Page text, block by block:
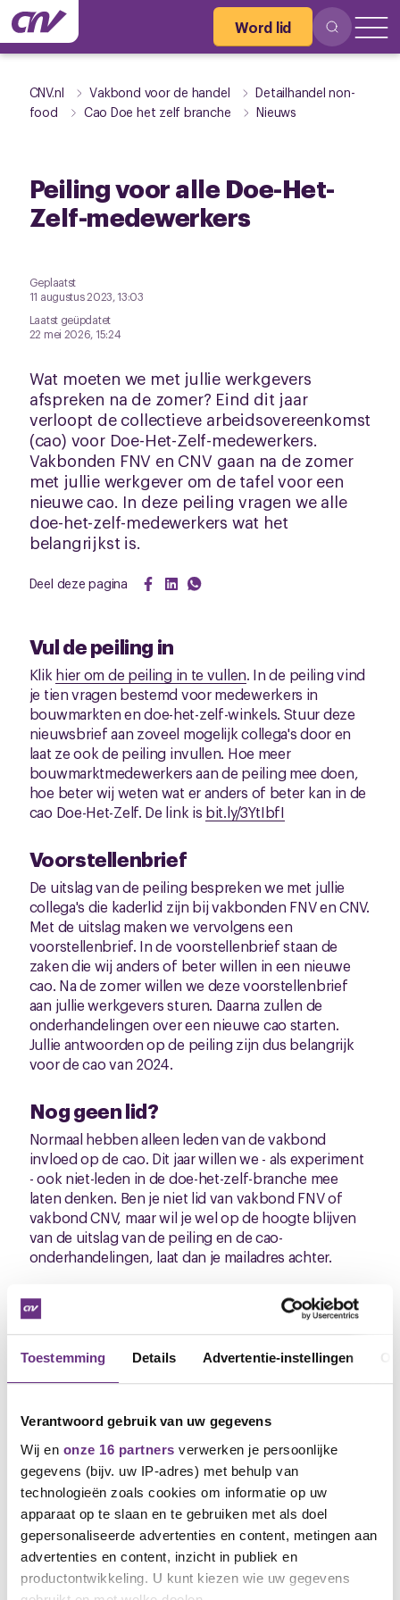
Toestemming Details Advertentie-instellingen
Verantwoord gebruik van uw gegevens
Wij en onze 16 partners verwerken je persoonlijke
gegevens (bijv. uw IP-adres) met behulp van
technologieën zoals cookies om informatie op uw
apparaat op te slaan en te gebruiken met als doel
gepersonaliseerde advertenties en content, metingen aan
advertenties en content, inzicht in publiek en
productontwikkeling. U kunt kiezen wie uw gegevens
Word lid
CNV.nl Vakbond voor de handel
Detailhandel non-
food
Cao Doe het zelf branche Nieuws
Peiling voor alle Doe-Het-
Zelf-medewerkers
Geplaatst
11 augustus 2023, 13:03
Laatst geüpdatet
22 mei 2026, 15:24
Wat moeten we met jullie werkgevers
afspreken na de zomer? Eind dit jaar
verloopt de collectieve arbeidsovereenkomst
(cao) voor Doe-Het-Zelf-medewerkers.
Vakbonden FNV en CNV gaan na de zomer
met jullie werkgever om de tafel voor een
nieuwe cao. In deze peiling vragen we alle
doe-het-zelf-medewerkers wat het
belangrijkst is.
Deel deze pagina
Vul de peiling in
Klik hier om de peiling in te vullen. In de peiling vind
je tien vragen bestemd voor medewerkers in
bouwmarkten en doe-het-zelf-winkels. Stuur deze
nieuwsbrief aan zoveel mogelijk collega's door en
laat ze ook de peiling invullen. Hoe meer
bouwmarktmedewerkers aan de peiling mee doen,
hoe beter wij weten wat er anders of beter kan in de
cao Doe-Het-Zelf. De link is bit.ly/3YtIbfI
Voorstellenbrief
De uitslag van de peiling bespreken we met jullie
collega's die kaderlid zijn bij vakbonden FNV en CNV.
Met de uitslag maken we vervolgens een
voorstellenbrief. In de voorstellenbrief staan de
zaken die wij anders of beter willen in een nieuwe
cao. Na de zomer willen we deze voorstellenbrief
aan jullie werkgevers sturen. Daarna zullen de
onderhandelingen over een nieuwe cao starten.
Jullie antwoorden op de peiling zijn dus belangrijk
voor de cao van 2024.
Nog geen lid?
Normaal hebben alleen leden van de vakbond
invloed op de cao. Dit jaar willen we - als experiment
- ook niet-leden in de doe-het-zelf-branche mee
laten denken. Ben je niet lid van vakbond FNV of
vakbond CNV, maar wil je wel op de hoogte blijven
van de uitslag van de peiling en de cao-
onderhandelingen, laat dan je mailadres achter.
Wanneer de onderhandelingen zijn afgerond,
kunnen alleen de leden van de vakbonden een stem
uitbrengen voor of tegen een nieuwe cao. Wil je lid
worden of meedenken als kaderlid? Laat het ons
Sietske Smit, onderhandelaar FNV
Erik Honkoop, onderhandelaar CNV
M06 5132 0918 / e.honkoop@cnvvakmensen.nl